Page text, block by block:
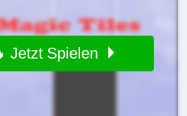
Jetzt Spielen